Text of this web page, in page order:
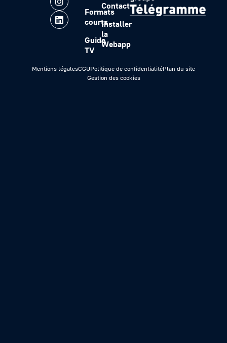
Formats
courts
Guide
TV
Contact
Installer
la
Webapp
Mentions légalesCGUPolitique de confidentialitéPlan du site
Gestion des cookies